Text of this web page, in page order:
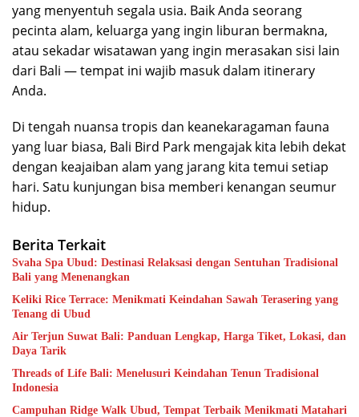
yang menyentuh segala usia. Baik Anda seorang
pecinta alam, keluarga yang ingin liburan bermakna,
atau sekadar wisatawan yang ingin merasakan sisi lain
dari Bali — tempat ini wajib masuk dalam itinerary
Anda.
Di tengah nuansa tropis dan keanekaragaman fauna
yang luar biasa, Bali Bird Park mengajak kita lebih dekat
dengan keajaiban alam yang jarang kita temui setiap
hari. Satu kunjungan bisa memberi kenangan seumur
hidup.
Berita Terkait
Svaha Spa Ubud: Destinasi Relaksasi dengan Sentuhan Tradisional
Bali yang Menenangkan
Keliki Rice Terrace: Menikmati Keindahan Sawah Terasering yang
Tenang di Ubud
Air Terjun Suwat Bali: Panduan Lengkap, Harga Tiket, Lokasi, dan
Daya Tarik
Threads of Life Bali: Menelusuri Keindahan Tenun Tradisional
Indonesia
Campuhan Ridge Walk Ubud, Tempat Terbaik Menikmati Matahari